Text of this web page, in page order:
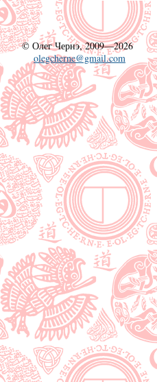
© Олег Чернэ, 2009—2026
olegcherne@gmail.com